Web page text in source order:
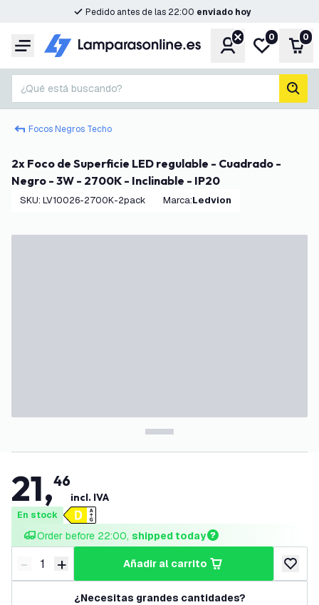
Pedido antes de las 22:00 enviado hoy
Menú CuentaMi lista de
0 0
¿Qué está buscando?
Focos Negros Techo
2x Foco de Superficie LED regulable - Cuadrado -
Negro - 3W - 2700K - Inclinable - IP20
SKU: LV10026-2700K-2pack Marca: Ledvion
21,46
incl. IVA
En stock
Order before 22:00, shipped today
Disminuir cantidad
- Aumentar cantidad
+ añadir al carrito
añadir
¿Necesitas grandes cantidades?